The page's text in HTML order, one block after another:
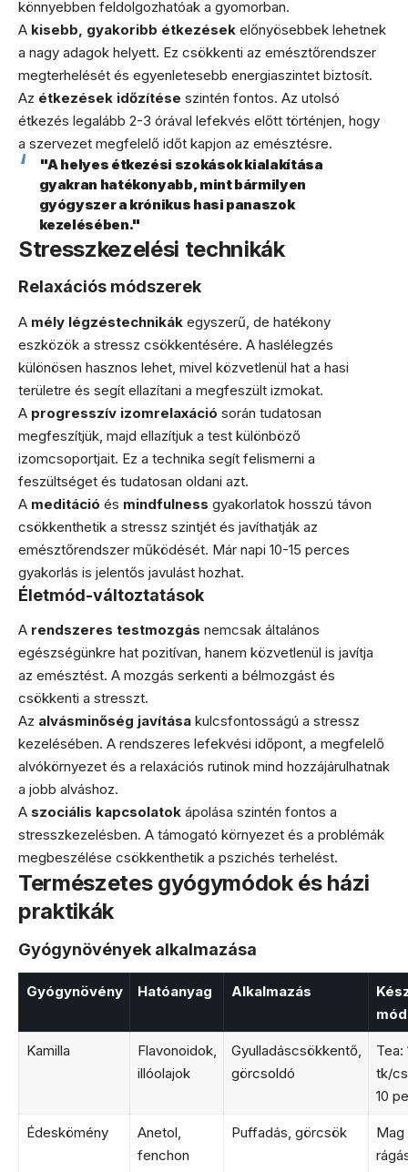
könnyebben feldolgozhatóak a gyomorban.
A kisebb, gyakoribb étkezések előnyösebbek lehetnek
a nagy adagok helyett. Ez csökkenti az emésztőrendszer
megterhelését és egyenletesebb energiaszintet biztosít.
Az étkezések időzítése szintén fontos. Az utolsó
étkezés legalább 2-3 órával lefekvés előtt történjen, hogy
a szervezet megfelelő időt kapjon az emésztésre.
"A helyes étkezési szokások kialakítása
gyakran hatékonyabb, mint bármilyen
gyógyszer a krónikus hasi panaszok
kezelésében."
Stresszkezelési technikák
Relaxációs módszerek
A mély légzéstechnikák egyszerű, de hatékony
eszközök a stressz csökkentésére. A haslélegzés
különösen hasznos lehet, mivel közvetlenül hat a hasi
területre és segít ellazítani a megfeszült izmokat.
A progresszív izomrelaxáció során tudatosan
megfeszítjük, majd ellazítjuk a test különböző
izomcsoportjait. Ez a technika segít felismerni a
feszültséget és tudatosan oldani azt.
A meditáció és mindfulness gyakorlatok hosszú távon
csökkenthetik a stressz szintjét és javíthatják az
emésztőrendszer működését. Már napi 10-15 perces
gyakorlás is jelentős javulást hozhat.
Életmód-változtatások
A rendszeres testmozgás nemcsak általános
egészségünkre hat pozitívan, hanem közvetlenül is javítja
az emésztést. A mozgás serkenti a bélmozgást és
csökkenti a stresszt.
Az alvásminőség javítása kulcsfontosságú a stressz
kezelésében. A rendszeres lefekvési időpont, a megfelelő
alvókörnyezet és a relaxációs rutinok mind hozzájárulhatnak
a jobb alváshoz.
A szociális kapcsolatok ápolása szintén fontos a
stresszkezelésben. A támogató környezet és a problémák
megbeszélése csökkenthetik a pszichés terhelést.
Természetes gyógymódok és házi
praktikák
Gyógynövények alkalmazása
Gyógynövény Hatóanyag Alkalmazás
mód
Kamilla
Flavonoidok,
illóolajok
Gyulladáscsökkentő,
görcsoldó
Tea:
tk/
10
Édeskömény
Anetol,
fenchon
Puffadás, görcsök
Mag